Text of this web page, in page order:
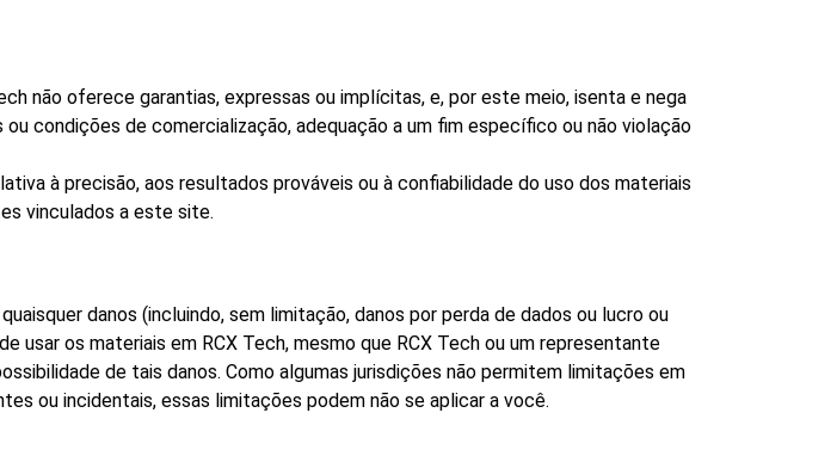
não oferece garantias, expressas ou implícitas, e, por este meio, isenta e nega
condições de comercialização, adequação a um fim específico ou não violação
à precisão, aos resultados prováveis ​​ou à confiabilidade do uso dos materiais
vinculados a este site.
danos (incluindo, sem limitação, danos por perda de dados ou lucro ou
usar os materiais em RCX Tech, mesmo que RCX Tech ou um representante
de tais danos. Como algumas jurisdições não permitem limitações em
ou incidentais, essas limitações podem não se aplicar a você.